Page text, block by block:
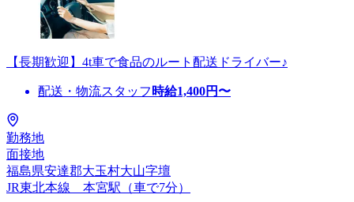
【長期歓迎】4t車で食品のルート配送ドライバー♪
配送・物流スタッフ 時給1,400円〜
勤務地
面接地
福島県安達郡大玉村大山字壇
JR東北本線 本宮駅（車で7分）